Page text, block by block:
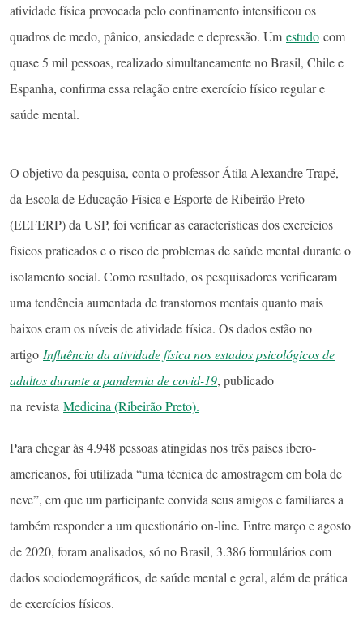
atividade física provocada pelo confinamento intensificou os
quadros de medo, pânico, ansiedade e depressão. Um estudo com
quase 5 mil pessoas, realizado simultaneamente no Brasil, Chile e
Espanha, confirma essa relação entre exercício físico regular e
saúde mental.
O objetivo da pesquisa, conta o professor Átila Alexandre Trapé,
da Escola de Educação Física e Esporte de Ribeirão Preto
(EEFERP) da USP, foi verificar as características dos exercícios
físicos praticados e o risco de problemas de saúde mental durante o
isolamento social. Como resultado, os pesquisadores verificaram
uma tendência aumentada de transtornos mentais quanto mais
baixos eram os níveis de atividade física. Os dados estão no
artigo Influência da atividade física nos estados psicológicos de
adultos durante a pandemia de covid-19, publicado
na revista Medicina (Ribeirão Preto).
Para chegar às 4.948 pessoas atingidas nos três países ibero-
americanos, foi utilizada “uma técnica de amostragem em bola de
neve”, em que um participante convida seus amigos e familiares a
também responder a um questionário on-line. Entre março e agosto
de 2020, foram analisados, só no Brasil, 3.386 formulários com
dados sociodemográficos, de saúde mental e geral, além de prática
de exercícios físicos.